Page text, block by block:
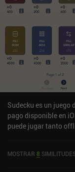
interpretarla correctamente. Podemos cometer
el nivel tantas veces
bastante casual. Partner In Crime es un juego de pago con una
demo limitada para probar
rompecabezas no
demasiado esfuerzo,
Sudecku es un juego
pago disponible en
puede jugar tanto
MOSTRAR 8